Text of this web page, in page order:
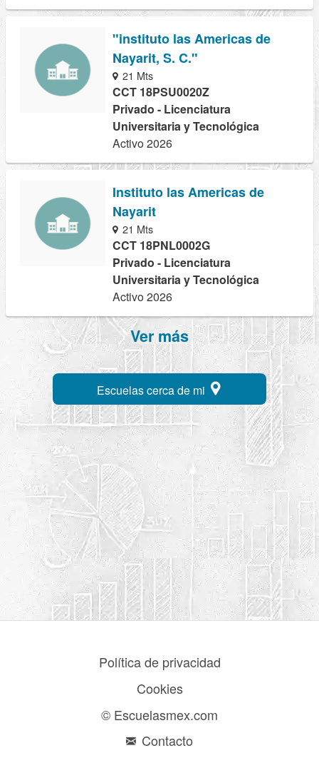
"instituto las Americas de
Nayarit, S. C."
21 Mts
CCT 18PSU0020Z
Privado - Licenciatura
Universitaria y Tecnológica
Activo 2026
Instituto las Americas de
Nayarit
21 Mts
CCT 18PNL0002G
Privado - Licenciatura
Universitaria y Tecnológica
Activo 2026
Ver más
Escuelas cerca de mi
Política de privacidad
Cookies
© Escuelasmex.com
Contacto